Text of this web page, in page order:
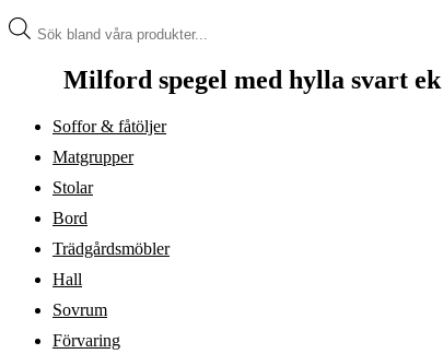
Produktsökning
Milford spegel med hylla svart ek
Soffor & fåtöljer
Matgrupper
Stolar
Bord
Trädgårdsmöbler
Hall
Sovrum
Förvaring